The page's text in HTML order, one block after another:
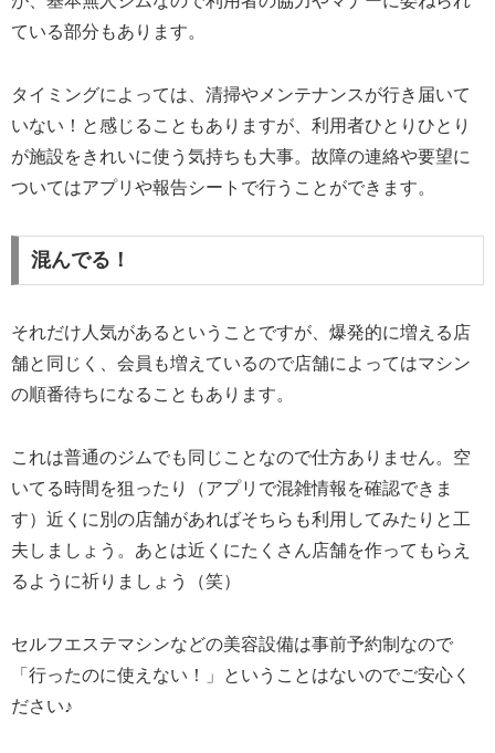
ている部分もあります。
タイミングによっては、清掃やメンテナンスが行き届いて
いない！と感じることもありますが、利用者ひとりひとり
が施設をきれいに使う気持ちも大事。故障の連絡や要望に
ついてはアプリや報告シートで行うことができます。
混んでる！
それだけ人気があるということですが、爆発的に増える店
舗と同じく、会員も増えているので店舗によってはマシン
の順番待ちになることもあります。
これは普通のジムでも同じことなので仕方ありません。空
いてる時間を狙ったり（アプリで混雑情報を確認できま
す）近くに別の店舗があればそちらも利用してみたりと工
夫しましょう。あとは近くにたくさん店舗を作ってもらえ
るように祈りましょう（笑）
セルフエステマシンなどの美容設備は事前予約制なので
「行ったのに使えない！」ということはないのでご安心く
ださい♪